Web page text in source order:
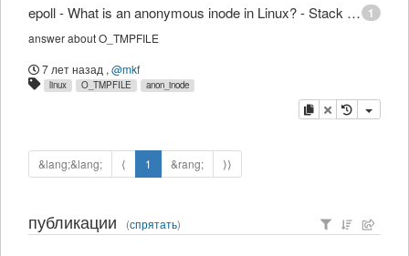
1
epoll - What is an anonymous inode in Linux? - Stack Overflow
answer about O_TMPFILE
7 лет назад , @mkf
linux O_TMPFILE anon_inode
копировать
удалить
&lang;&lang; ⟨ 1 &rang; ⟩⟩
публикации (спрятать)